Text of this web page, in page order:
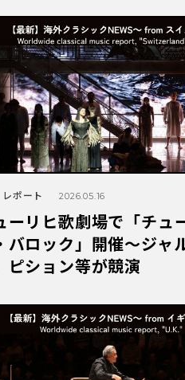
レポート 2026.05.16
ーリヒ歌劇場で「チュ
バロック」開催～ジャ
ピション等が競演